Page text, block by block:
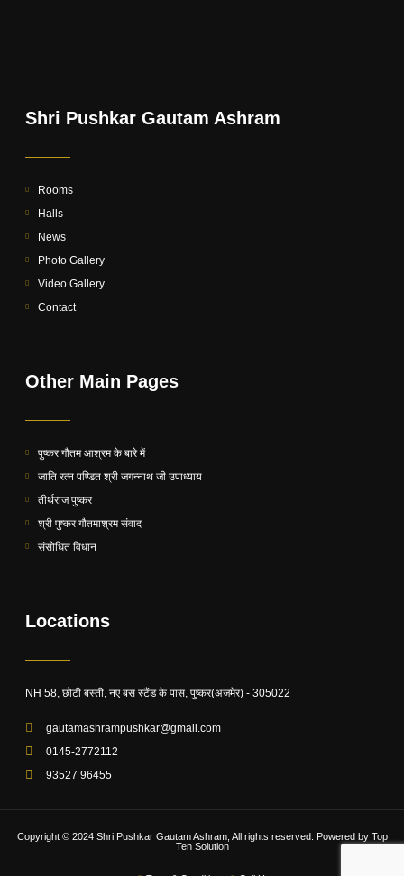
Shri Pushkar Gautam Ashram
Rooms
Halls
News
Photo Gallery
Video Gallery
Contact
Other Main Pages
पुष्कर गौतम आश्रम के बारे में
जाति रत्न पण्डित श्री जगन्नाथ जी उपाध्याय
तीर्थराज पुष्कर
श्री पुष्कर गौतमाश्रम संवाद
संसोधित विधान
Locations
NH 58, छोटी बस्ती, नए बस स्टैंड के पास, पुष्कर(अजमेर) - 305022
gautamashrampushkar@gmail.com
0145-2772112
93527 96455
Copyright © 2024 Shri Pushkar Gautam Ashram, All rights reserved. Powered by Top
Ten Solution